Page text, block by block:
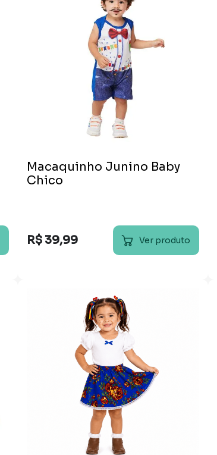
Macaquinho Junino Baby
Chico
R$ 39,99 Ver produto